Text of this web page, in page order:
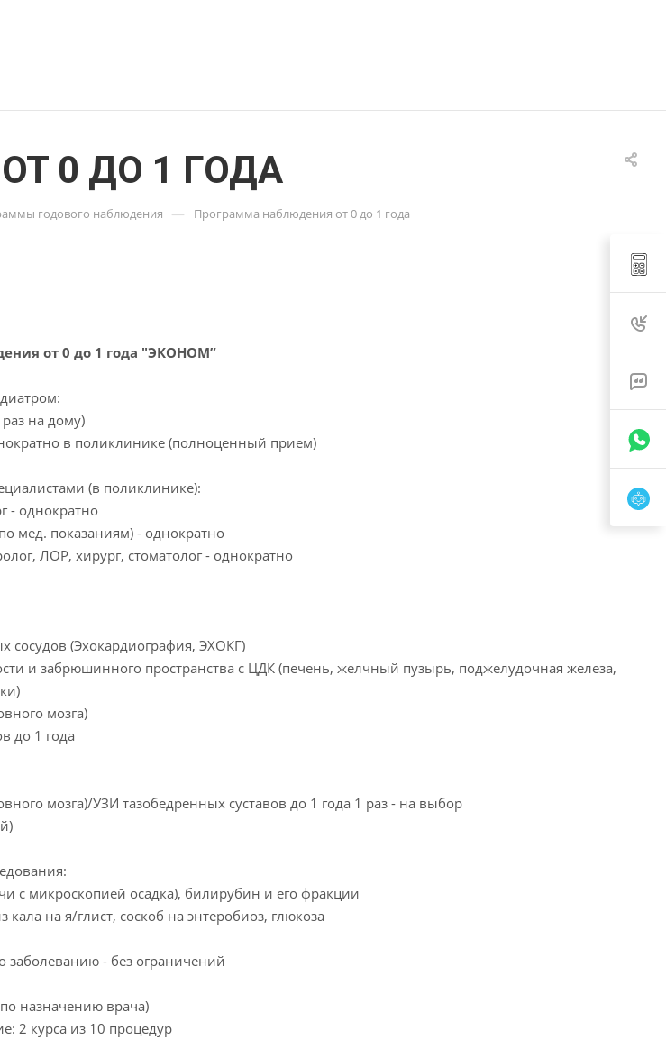
0 ДО 1 ГОДА
годового наблюдения — Программа наблюдения от 0 до 1 года
от 0 до 1 года "ЭКОНОМ”
на дому)
в поликлинике (полноценный прием)
(в поликлинике):
- однократно
мед. показаниям) - однократно
ЛОР, хирург, стоматолог - однократно
сосудов (Эхокардиография, ЭХОКГ)
и забрюшинного пространства с ЦДК (печень, желчный пузырь, поджелудочная железа,
мозга)
до 1 года
мозга)/УЗИ тазобедренных суставов до 1 года 1 раз - на выбор
с микроскопией осадка), билирубин и его фракции
на я/глист, соскоб на энтеробиоз, глюкоза
- без ограничений
назначению врача)
2 курса из 10 процедур